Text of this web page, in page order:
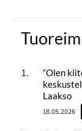
“Olen
Laakso
18.05.2026